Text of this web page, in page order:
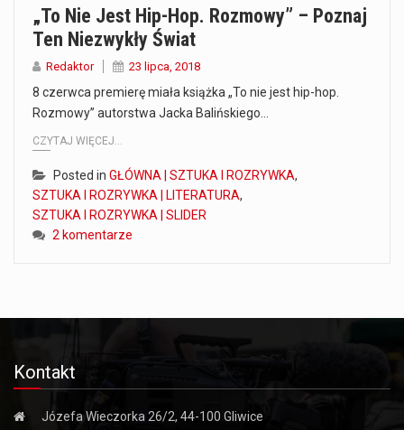
„To Nie Jest Hip-Hop. Rozmowy” – Poznaj
Ten Niezwykły Świat
Redaktor 23 lipca, 2018
8 czerwca premierę miała książka „To nie jest hip-hop.
Rozmowy” autorstwa Jacka Balińskiego…
CZYTAJ WIĘCEJ...
Posted in GŁÓWNA | SZTUKA I ROZRYWKA,
SZTUKA I ROZRYWKA | LITERATURA,
SZTUKA I ROZRYWKA | SLIDER
2 komentarze
Kontakt
Józefa Wieczorka 26/2, 44-100 Gliwice